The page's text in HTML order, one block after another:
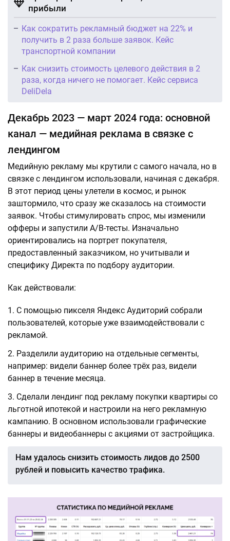
прибыли
Как сократить рекламный бюджет на 22% и
получить в 2 раза больше заявок. Кейс
транспортной компании
Как снизить стоимость целевого действия в 2
раза, когда ничего не помогает. Кейс сервиса
DeliDela
Декабрь 2023 — март 2024 года: основной
канал — медийная реклама в связке с
лендингом
Медийную рекламу мы крутили с самого начала, но в
связке с лендингом использовали, начиная с декабря.
В этот период цены улетели в космос, и рынок
заштормило, что сразу же сказалось на стоимости
заявок. Чтобы стимулировать спрос, мы изменили
офферы и запустили A/B-тесты. Изначально
ориентировались на портрет покупателя,
предоставленный заказчиком, но учитывали и
специфику Директа по подбору аудитории.
Как действовали:
С помощью пикселя Яндекс Аудиторий собрали
пользователей, которые уже взаимодействовали с
рекламой.
Разделили аудиторию на отдельные сегменты,
например: видели баннер более трёх раз, видели
баннер в течение месяца.
Сделали лендинг под рекламу покупки квартиры со
льготной ипотекой и настроили на него рекламную
кампанию. В основном использовали графические
баннеры и видеобаннеры с акциями от застройщика.
Нам удалось снизить стоимость лидов до 2500
рублей и повысить качество трафика.